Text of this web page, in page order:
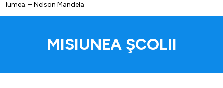
lumea. – Nelson Mandela
MISIUNEA ŞCOLII